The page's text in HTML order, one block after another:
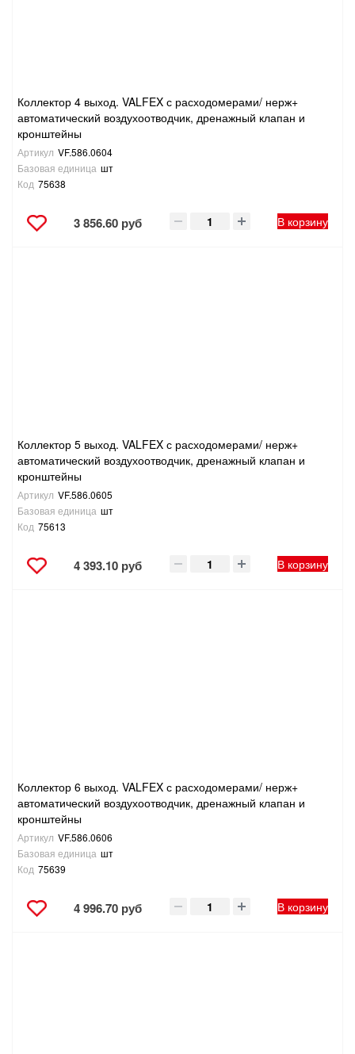
Коллектор 4 выход. VALFEX с расходомерами/ нерж+
автоматический воздухоотводчик, дренажный клапан и
кронштейны
Артикул VF.586.0604
Базовая единица шт
Код 75638
3 856.60 руб В корзину
Коллектор 5 выход. VALFEX с расходомерами/ нерж+
автоматический воздухоотводчик, дренажный клапан и
кронштейны
Артикул VF.586.0605
Базовая единица шт
Код 75613
4 393.10 руб В корзину
Коллектор 6 выход. VALFEX с расходомерами/ нерж+
автоматический воздухоотводчик, дренажный клапан и
кронштейны
Артикул VF.586.0606
Базовая единица шт
Код 75639
4 996.70 руб В корзину